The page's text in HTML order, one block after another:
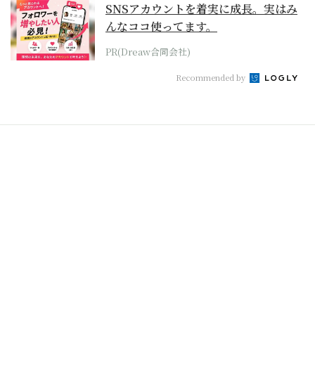
SNSアカウントを着実に成長。実はみ
んなココ使ってます。
PR(Dreaw合同会社)
Recommended by